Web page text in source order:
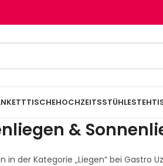
HOCHZEITSSTÜHLE
&
in der Kategorie „Liegen“ bei Gastro